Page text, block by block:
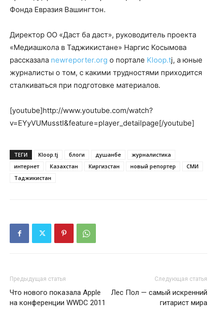
Фонда Евразия Вашингтон.
Директор ОО «Даст ба даст», руководитель проекта
«Медиашкола в Таджикистане» Наргис Косымова
рассказала newreporter.org о портале Kloop.tj, а юные
журналисты о том, с какими трудностями приходится
сталкиваться при подготовке материалов.
[youtube]http://www.youtube.com/watch?
v=EYyVUMusstI&feature=player_detailpage[/youtube]
ТЕГИ Kloop.tj блоги душанбе
журналистика
интернет
Казахстан Киргизстан новый репортер
СМИ
Таджикистан
Предыдущая статья
Что нового показала Apple
на конференции WWDC 2011
Следующая статья
Лес Пол — самый искренний
гитарист мира